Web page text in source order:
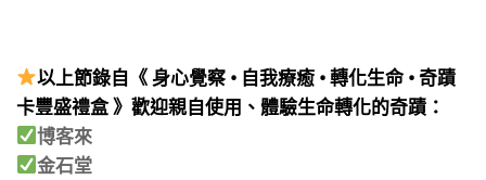
以上節錄自《 身心覺察 • 自我療癒 • 轉化生命 • 奇蹟
卡豐盛禮盒 》歡迎親自使用、體驗生命轉化的奇蹟：
博客來
金石堂